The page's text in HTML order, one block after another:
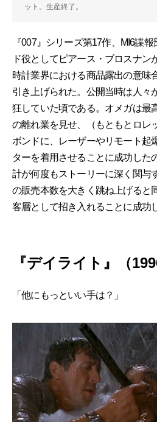
ット。生産終了。
『007』シリーズ第17作、MI6諜
ド役としてピアース・ブロスナン
時計業界における商品露出の意味
引き上げられた。公開当時は人々
狂していた頃である。オメガは最
の離れ業を見せ、（もともとロレ
ボンドに、レーザーやリモート起
ターを着用させることに成功した
計が何度もストーリーに深く関与
の販売本数を大きく跳ね上げると
客層として招き入れることに成功
『デイライト』（
「他にもっといい手は？」